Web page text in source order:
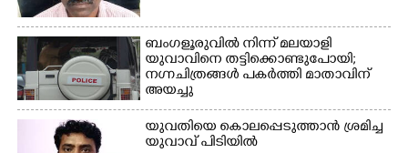
ബംഗളൂരുവിൽ നിന്ന് മലയാളി
യുവാവിനെ തട്ടിക്കൊണ്ടുപോയി;
നഗ്നചിത്രങ്ങൾ പകർത്തി മാതാവിന്
അയച്ചു
യുവതിയെ കൊലപ്പെടുത്താൻ ശ്രമിച്ച
യുവാവ് പിടിയിൽ